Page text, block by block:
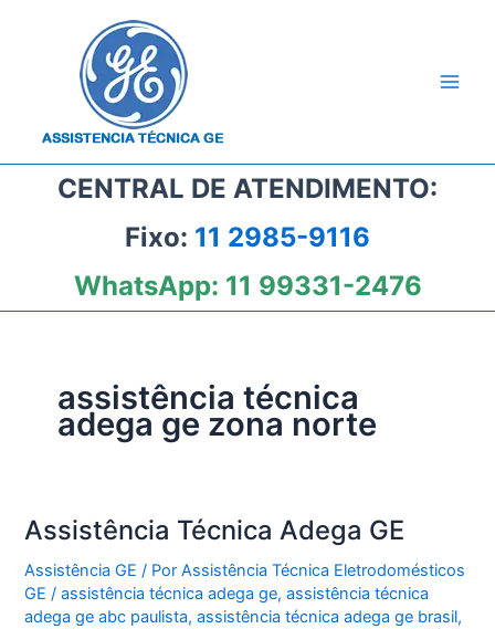
CENTRAL DE ATENDIMENTO:
Fixo: 11 2985-9116
WhatsApp: 11 99331-2476
assistência técnica
adega ge zona norte
Assistência Técnica Adega GE
Assistência GE / PorAssistência Técnica Eletrodomésticos
GE/assistência técnica adega ge,assistência técnica
adega ge abc paulista,assistência técnica adega ge brasil,